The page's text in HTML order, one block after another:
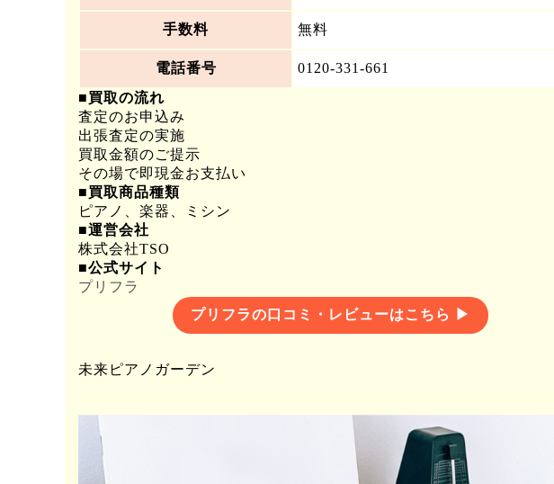
手数料 無料
電話番号
0120-331-661
■買取の流れ
査定のお申込み
出張査定の実施
買取金額のご提示
その場で即現金お支払い
■買取商品種類
ピアノ、楽器、ミシン
■運営会社
株式会社TSO
■公式サイト
プリフラ
プリフラの口コミ・レビューはこちら ▶
未来ピアノガーデン